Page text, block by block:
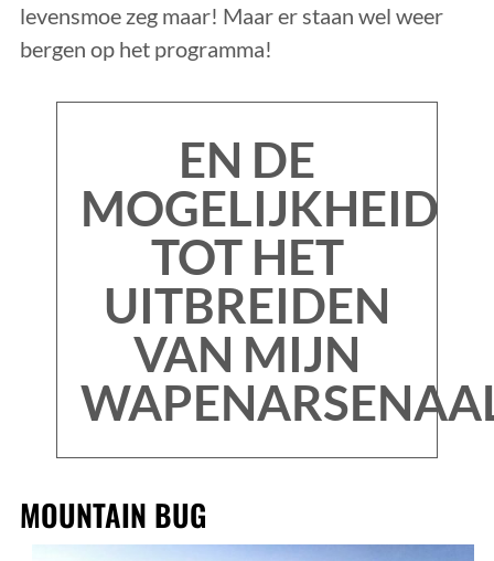
levensmoe zeg maar! Maar er staan wel weer
bergen op het programma!
EN DE
MOGELIJKHEID
TOT HET
UITBREIDEN
VAN MIJN
MOUNTAIN BUG